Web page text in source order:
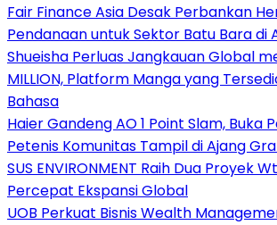
Fair Finance Asia Desak Perbankan
Pendanaan untuk Sektor Batu Bara di
Shueisha Perluas Jangkauan Global
MILLION, Platform Manga yang
Bahasa
Haier Gandeng AO 1 Point Slam, Buka
Petenis Komunitas Tampil di Ajang
SUS ENVIRONMENT Raih Dua Proyek
Percepat Ekspansi Global
UOB Perkuat Bisnis Wealth